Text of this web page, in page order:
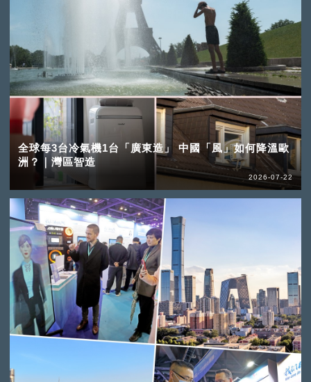
全球每3台冷氣機1台「廣東造」 中國「風」如何降溫歐
洲？｜灣區智造
2026-07-22